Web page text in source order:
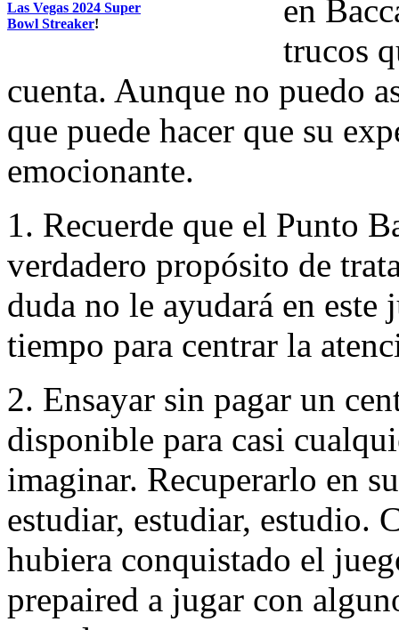
Las Vegas 2024 Super
Bowl Streaker!
en
trucos
cuenta. Aunque no puedo
que puede hacer que su
emocionante.
1. Recuerde que el Punto
verdadero propósito de
duda no le ayudará en
tiempo para centrar la
2. Ensayar sin pagar un
disponible para casi
imaginar. Recuperarlo en
estudiar, estudiar, estudio.
hubiera conquistado el
prepaired a jugar con